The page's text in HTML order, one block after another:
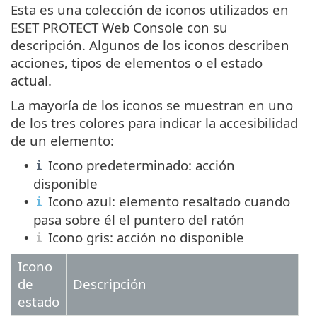
Esta es una colección de iconos utilizados en
ESET PROTECT Web Console con su
descripción. Algunos de los iconos describen
acciones, tipos de elementos o el estado
actual.
La mayoría de los iconos se muestran en uno
de los tres colores para indicar la accesibilidad
de un elemento:
•
Icono predeterminado: acción
disponible
•
Icono azul: elemento resaltado cuando
pasa sobre él el puntero del ratón
•
Icono gris: acción no disponible
Icono
de
estado
Descripción